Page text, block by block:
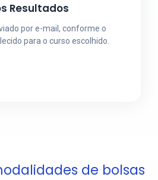
Resultados
por e-mail, conforme o
para o curso escolhido.
de bolsas